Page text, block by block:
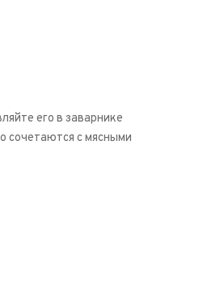
его в заварнике
сочетаются с мясными